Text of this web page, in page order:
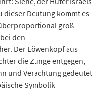
dieser Deutung kommt es
groß
den
Der Löwenkopf aus
die Zunge entgegen,
und Verachtung gedeutet
Symbolik